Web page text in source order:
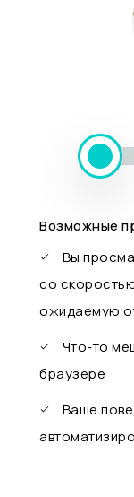
Возможные
Вы
со
ожидаемую
Что-то
браузере
Ваше